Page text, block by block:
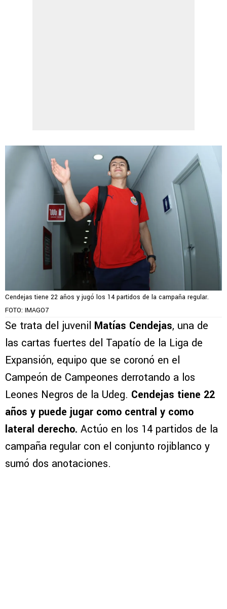
Cendejas tiene 22 años y jugó los 14 partidos de la campaña regular.
FOTO: IMAGO7
Se trata del juvenil Matías Cendejas, una de
las cartas fuertes del Tapatío de la Liga de
Expansión, equipo que se coronó en el
Campeón de Campeones derrotando a los
Leones Negros de la Udeg. Cendejas tiene 22
años y puede jugar como central y como
lateral derecho. Actúo en los 14 partidos de la
campaña regular con el conjunto rojiblanco y
sumó dos anotaciones.